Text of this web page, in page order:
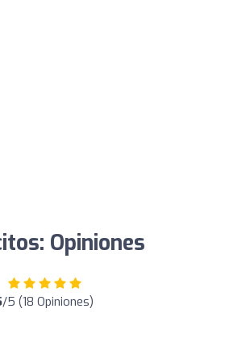
Opiniones
/5 (18 Opiniones)